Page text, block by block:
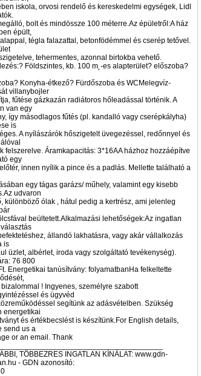
iskola, orvosi rendelő és kereskedelmi egységek, Lidl
bolt és mindössze 100 méterre.Az épületről:A ház
épült,
tégla falazattal, betonfödémmel és cserép tetővel.
tehermentes, azonnal birtokba vehető.
Földszintes, kb. 100 m˛-es alapterület? előszoba?
Konyha-étkező? Fürdőszoba és WCMelegvíz-
villanybojler
fűtése gázkazán radiátoros hőleadással történik. A
van egy
így másodlagos fűtés (pl. kandalló vagy cserépkályha)
is
A nyílászárók hőszigetelt üvegezéssel, redőnnyel és
felszerelve. Áramkapacitás: 3*16AA házhoz hozzáépítve
egy
innen nyílik a pince és a padlás. Mellette található a
egy tágas garázs/ műhely, valamint egy kisebb
udvaron
különböző ólak , hátul pedig a kertrész, ami jelenleg
beültetett.Alkalmazási lehetőségek:Az ingatlan
állandó lakhatásra, vagy akár vállalkozás
is
üzlet, albérlet, iroda vagy szolgáltató tevékenység).
76 800
Energetikai tanúsítvány: folyamatbanHa felkeltette
! Ingyenes, személyre szabott
és ügyvéd
segítünk az adásvételben. Szükség
energetikai
és értékbecslést is készítünk.For English details,
send us a
or an email. Thank
TÖBBEZRES INGATLAN KÍNÁLAT: www.gdn-
- GDN azonosító: